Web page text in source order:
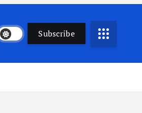
Subscribe